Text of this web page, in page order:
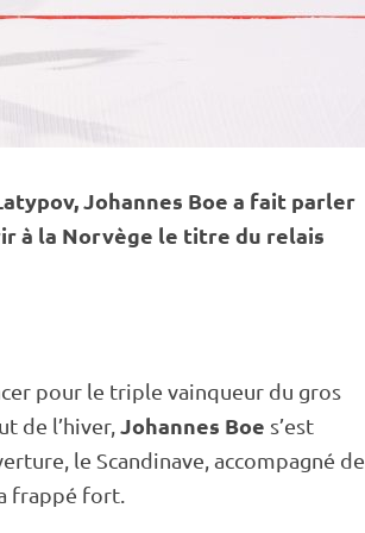
Johannes Boe a fait parler
à la Norvège le titre du relais
pour le triple vainqueur du gros
de l’hiver, Johannes Boe s’est
le Scandinave, accompagné de
frappé fort.